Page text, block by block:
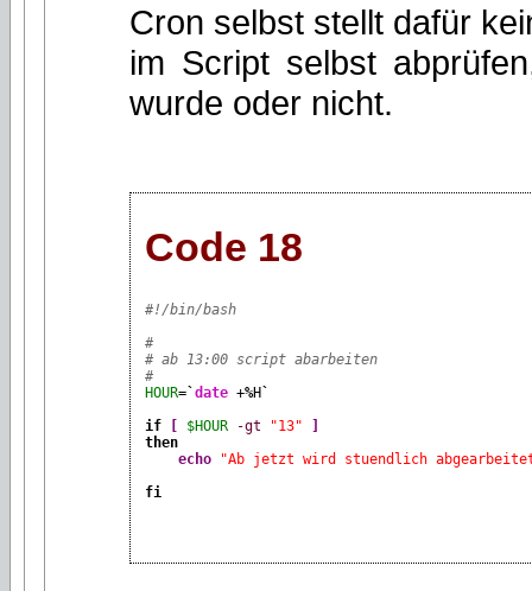
Cron selbst stellt dafür
im Script selbst
wurde oder nicht.
Code 18
#!/bin/bash
#
# ab 13:00 script abarbeiten
#
HOUR=`date +%H`
if
[ $HOUR -gt "13"
]
then
echo
"Ab jetzt wird stuendlich
fi